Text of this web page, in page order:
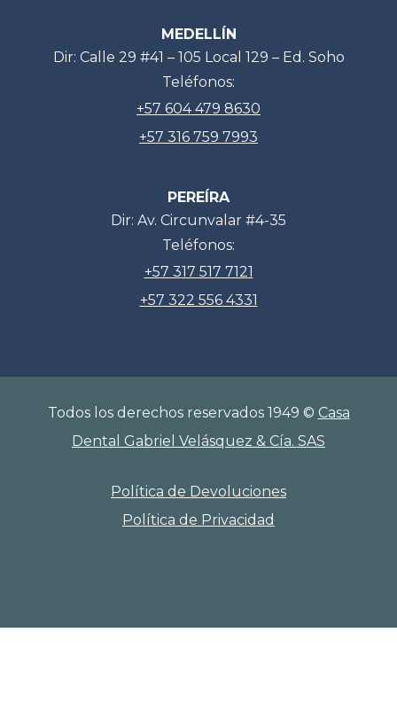
MEDELLÍN
Dir: Calle 29 #41 – 105 Local 129 – Ed. Soho
Teléfonos:
+57 604 479 8630
+57 316 759 7993
PEREÍRA
Dir: Av. Circunvalar #4-35
Teléfonos:
+57 317 517 7121
+57 322 556 4331
Todos los derechos reservados 1949 © Casa
Dental Gabriel Velásquez & Cía. SAS
Política de Devoluciones
Política de Privacidad